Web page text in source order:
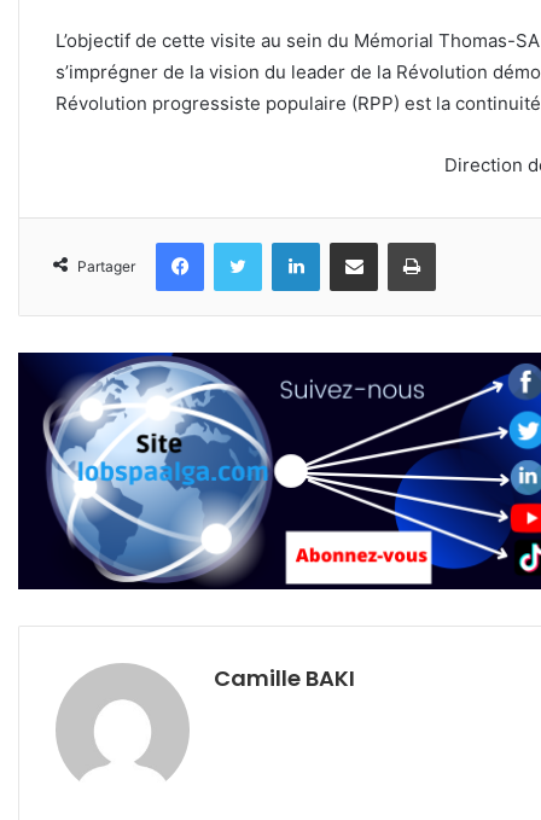
L’objectif de cette visite au sein du Mémorial Thomas-
s’imprégner de la vision du leader de la Révolution
Révolution progressiste populaire (RPP) est la
Direction
Partager
FacebookTwitter LinkedinPartager par email Imprimer
Camille BAKI